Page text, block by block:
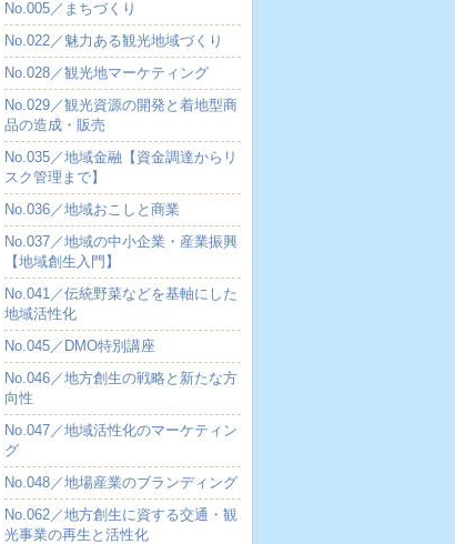
No.005／まちづくり
No.022／魅力ある観光地域づくり
No.028／観光地マーケティング
No.029／観光資源の開発と着地型商
品の造成・販売
No.035／地域金融【資金調達からリ
スク管理まで】
No.036／地域おこしと商業
No.037／地域の中小企業・産業振興
【地域創生入門】
No.041／伝統野菜などを基軸にした
地域活性化
No.045／DMO特別講座
No.046／地方創生の戦略と新たな方
向性
No.047／地域活性化のマーケティン
グ
No.048／地場産業のブランディング
No.062／地方創生に資する交通・観
光事業の再生と活性化